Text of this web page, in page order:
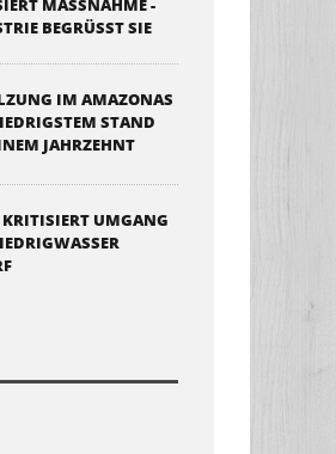
MASSNAHME - I
BEGRÜSST SIE
IM AMAZONAS
STAND
JAHRZEHNT
UMGANG